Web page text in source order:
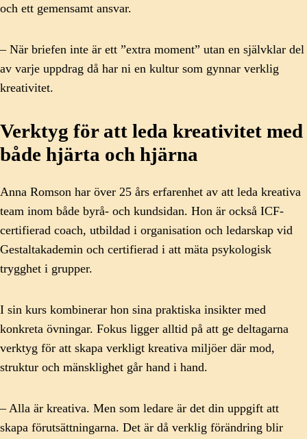
och ett gemensamt ansvar.
– När briefen inte är ett ”extra moment” utan en självklar del
av varje uppdrag då har ni en kultur som gynnar verklig
kreativitet.
Verktyg för att leda kreativitet med
både hjärta och hjärna
Anna Romson har över 25 års erfarenhet av att leda kreativa
team inom både byrå- och kundsidan. Hon är också ICF-
certifierad coach, utbildad i organisation och ledarskap vid
Gestaltakademin och certifierad i att mäta psykologisk
trygghet i grupper.
I sin kurs kombinerar hon sina praktiska insikter med
konkreta övningar. Fokus ligger alltid på att ge deltagarna
verktyg för att skapa verkligt kreativa miljöer där mod,
struktur och mänsklighet går hand i hand.
– Alla är kreativa. Men som ledare är det din uppgift att
skapa förutsättningarna. Det är då verklig förändring blir